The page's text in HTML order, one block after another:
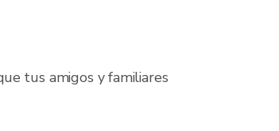
tus amigos y familiares